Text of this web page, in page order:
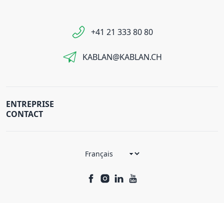
+41 21 333 80 80
KABLAN@KABLAN.CH
ENTREPRISE
CONTACT